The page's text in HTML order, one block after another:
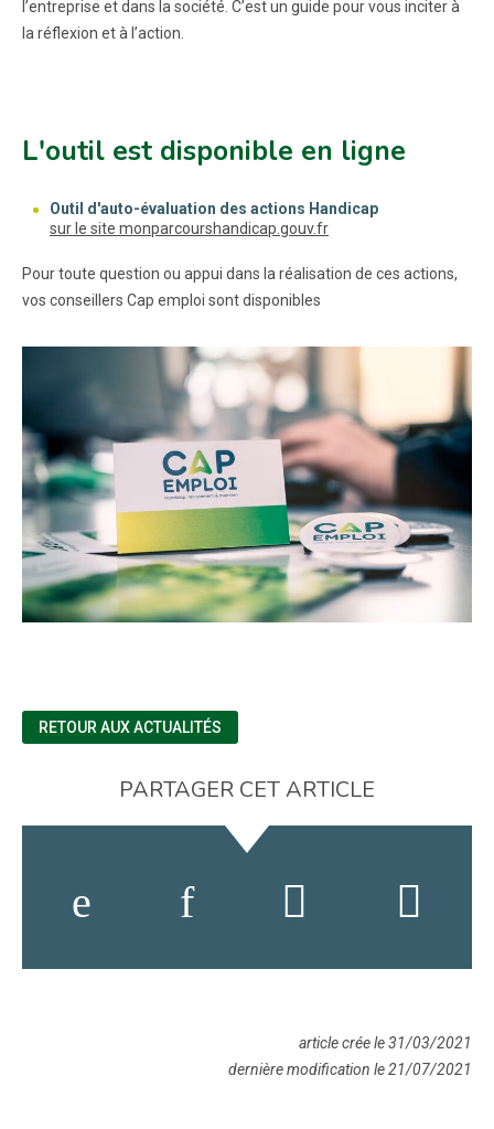
l’entreprise et dans la société. C’est un guide pour vous inciter à
la réflexion et à l’action.
L'outil est disponible en ligne
Outil d'auto-évaluation des actions Handicap
sur le site monparcourshandicap.gouv.fr(nouvelle fenêtre)
Pour toute question ou appui dans la réalisation de ces actions,
vos conseillers Cap emploi sont disponibles
RETOUR AUX ACTUALITÉS
PARTAGER CET ARTICLE
article crée le 31/03/2021
dernière modification le 21/07/2021